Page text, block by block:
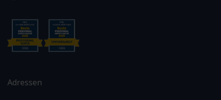
Adressen